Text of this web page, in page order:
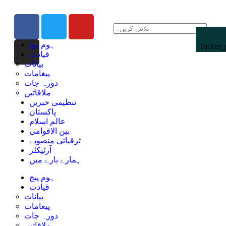
ہوم پیج
قیادت
بیانات
پیغامات
دورہ جات
ملاقاتیں
تنظیمی خبریں
پاکستان
عالم اسلام
بین الاقوامی
ترقیاتی منصوبے
آرٹیکلز
ہمارے بارے میں
ہوم پیج
قیادت
بیانات
پیغامات
دورہ جات